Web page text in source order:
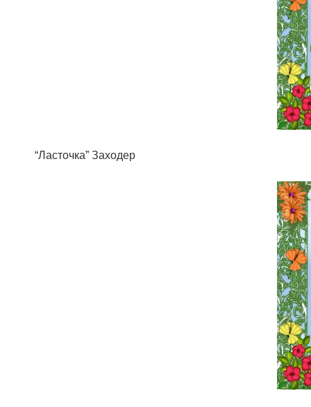
“Ласточка” Заходер